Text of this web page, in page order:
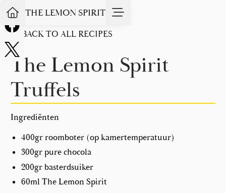
THE LEMON SPIRIT
BACK TO ALL RECIPES
The Lemon Spirit
Truffels
Ingrediënten
400gr roomboter (op kamertemperatuur)
300gr pure chocola
200gr basterdsuiker
60ml The Lemon Spirit